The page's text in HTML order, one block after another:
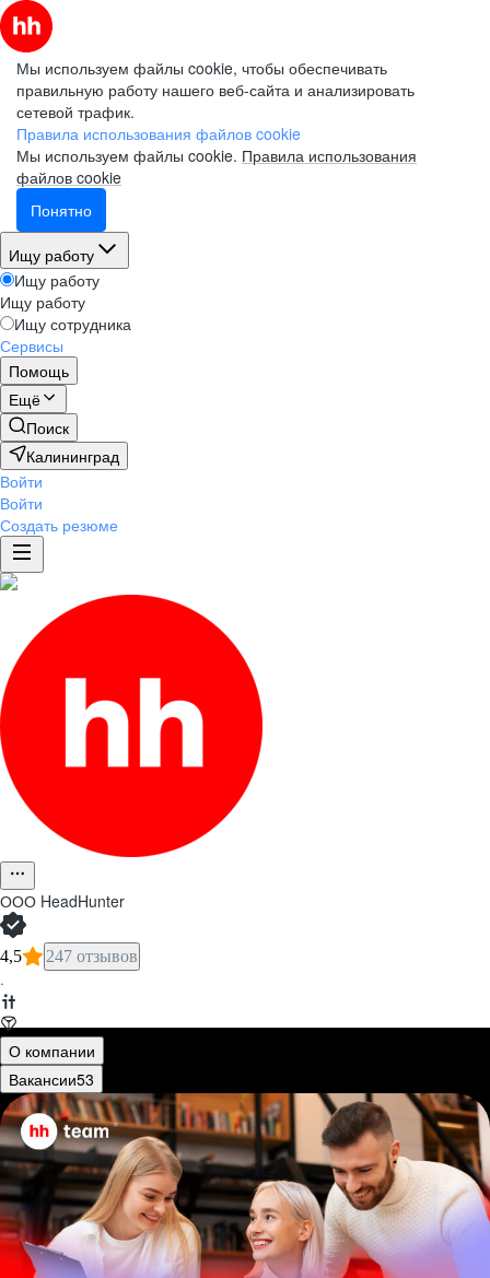
Мы используем файлы cookie, чтобы обеспечивать
правильную работу нашего веб-сайта и анализировать
сетевой трафик.
Правила использования файлов cookie
Мы используем файлы cookie. Правила использования
файлов cookie
Понятно
Ищу работу
Ищу работу
Ищу работу
Ищу сотрудника
Сервисы
Помощь
Ещё
Поиск
Калининград
Войти
Войти
Создать резюме
ООО HeadHunter
4,5 247 отзывов
·
О компании
Вакансии53